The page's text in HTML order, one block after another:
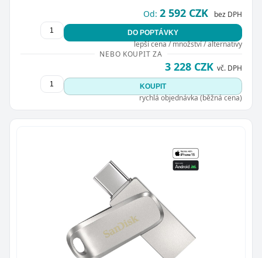
Od: 2 592 CZK bez DPH
DO POPTÁVKY
lepší cena / množství / alternativy
NEBO KOUPIT ZA
3 228 CZK vč. DPH
KOUPIT
rychlá objednávka (běžná cena)